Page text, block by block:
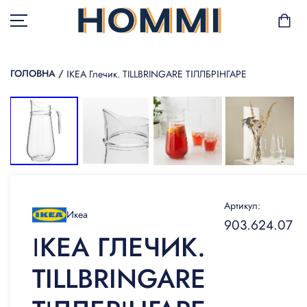
В НАЯВНОСТІ
САД І БАЛКОН
МЕБЛІ
ТЕКСТИЛЬ
ГОРЩИКИ І РОСЛИНИ
ГОЛОВНА / ІКЕА Глечик. TILLBRINGARE ТІЛЛБРІНГАРЕ
Икеа
ІКЕА ГЛЕЧИК.
TILLBRINGARE
Артикул:
903.624.07